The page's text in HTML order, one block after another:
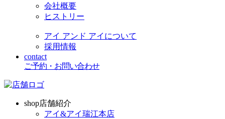
会社概要
ヒストリー
アイ アンド アイについて
採用情報
contact
ご予約・お問い合わせ
shop店舗紹介
アイ&アイ瑞江本店